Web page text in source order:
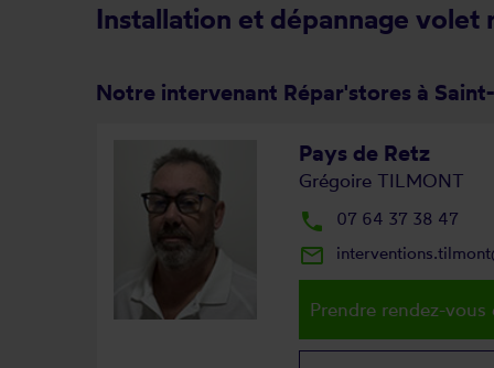
Installation et dépannage
Notre intervenant Répar'stores à
Pays de Retz
Grégoire TILMONT
local_phone 07 64 37 38 47
mail_outline
Prendre rendez-vous